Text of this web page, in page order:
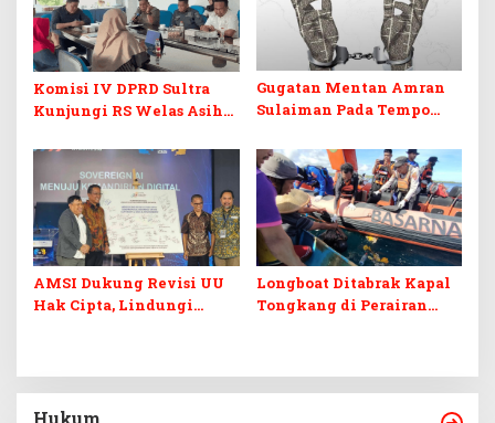
Komisi IV DPRD Sultra
Kunjungi RS Welas Asih
TPK hingga Layanan
Medis Canggih
Gugatan Mentan Amran
Sulaiman Pada Tempo
Pers
AMSI Dukung Revisi UU
Hak Cipta, Lindungi
Longboat Ditabrak Kapal
Tongkang di Perairan
Hukum